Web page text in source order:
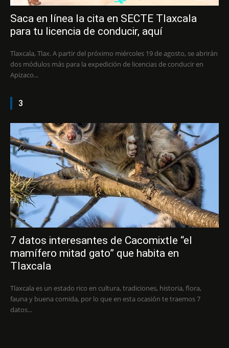
Saca en línea la cita en SECTE Tlaxcala
para tu licencia de conducir, aquí
Tlaxcala, Tlax. A partir del próximo miércoles 19 de agosto, se abrirán
dos módulos más para la expedición de licencias de conducir en
Apizaco...
3
7 datos interesantes de Cacomixtle “el
mamífero mitad gato” que habita en
Tlaxcala
Tlaxcala es un estado rico en cultura, tradiciones, historia, flora,
fauna y buena comida, por lo que en esta ocasión te traemos 7
datos...